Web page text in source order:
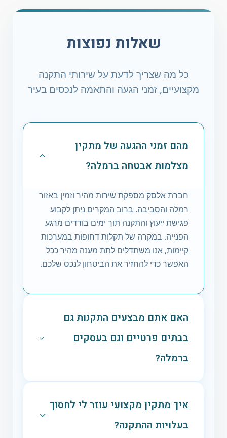
שאלות נפוצות
כל מה שצריך לדעת על שירותי התקנה
מקצועיים, זמני הגעה והתאמה לנכסים בעיר
מהם זמני ההגעה של מתקין
מצלמות אבטחה ברמלה?
חברת אלסק מספקת שירות מהיר וזמין באזור
רמלה והסביבה. ברוב המקרים ניתן לקבוע
פגישת ייעוץ והתקנה תוך ימים בודדים מרגע
הפנייה. במקרה של תקלות דחופות במערכות
קיימות, אנו משתדלים לתת מענה מהיר ככל
האפשר כדי להחזיר את הביטחון לנכס שלכם.
האם אתם מבצעים התקנות גם
בבתים פרטיים וגם בעסקים
ברמלה?
בהתקנת מערכות מיגון בכל סוגי המבנים
למחסנים לוגיסטיים, חנויות ומשרדים. אנחנו
איך מתקין מקצועי עוזר לי לחסוך
בעלויות ההתקנה?